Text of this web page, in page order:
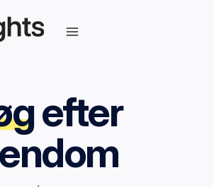
efter